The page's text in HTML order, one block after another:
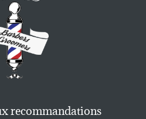
recommandations